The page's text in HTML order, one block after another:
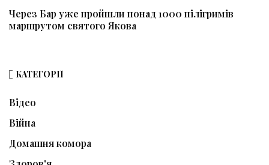
Через Бар уже пройшли понад 1000 пілігримів
маршрутом святого Якова
КАТЕГОРІЇ
Відео
Війна
Домашня комора